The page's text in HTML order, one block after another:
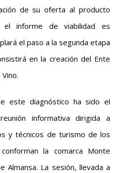
de su oferta al producto
el informe de viabilidad es
el paso a la segunda etapa
en la creación del Ente
este diagnóstico ha sido el
informativa dirigida a
y técnicos de turismo de los
la comarca Monte
Almansa. La sesión, llevada a